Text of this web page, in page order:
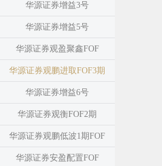
华源证券增益3号
华源证券增益5号
华源证券观盈聚鑫FOF
华源证券观鹏进取FOF3期
华源证券增益6号
华源证券观衡FOF2期
华源证券观鹏低波1期FOF
华源证券安盈配置FOF